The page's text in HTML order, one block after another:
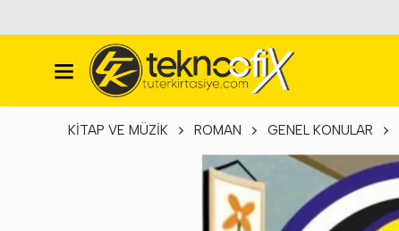
KİTAP VE MÜZİK ROMAN GENEL KONULAR